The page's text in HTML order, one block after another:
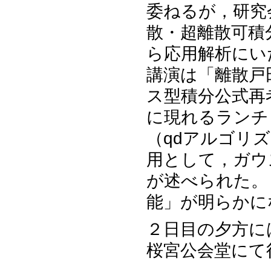
委ねるが，研
散・超離散可
ら応用解析に
講演は「離散
ス型積分公式
に現れるラン
（qdアルゴリ
用として，ガ
が述べられた
能」が明らか
２日目の夕方
桜宮公会堂に